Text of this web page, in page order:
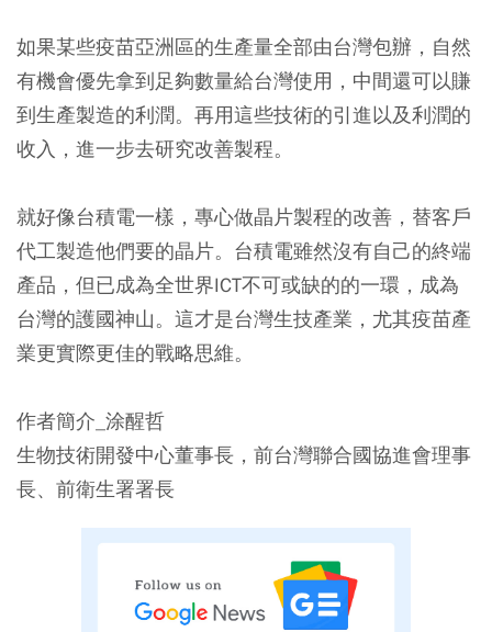
如果某些疫苗亞洲區的生產量全部由台灣包辦，自然
有機會優先拿到足夠數量給台灣使用，中間還可以賺
到生產製造的利潤。再用這些技術的引進以及利潤的
收入，進一步去研究改善製程。
就好像台積電一樣，專心做晶片製程的改善，替客戶
代工製造他們要的晶片。台積電雖然沒有自己的終端
產品，但已成為全世界ICT不可或缺的的一環，成為
台灣的護國神山。這才是台灣生技產業，尤其疫苗產
業更實際更佳的戰略思維。
作者簡介_涂醒哲
生物技術開發中心董事長，前台灣聯合國協進會理事
長、前衛生署署長